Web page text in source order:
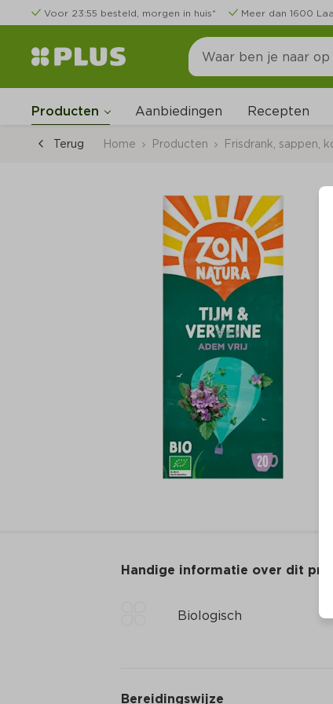
Voor 23:55 besteld, morgen in huis* Meer dan 1600
Producten Aanbiedingen Recepten
Terug Home Producten Frisdrank, sappen,
Handige informatie over dit
Biologisch
Bereidingswijze